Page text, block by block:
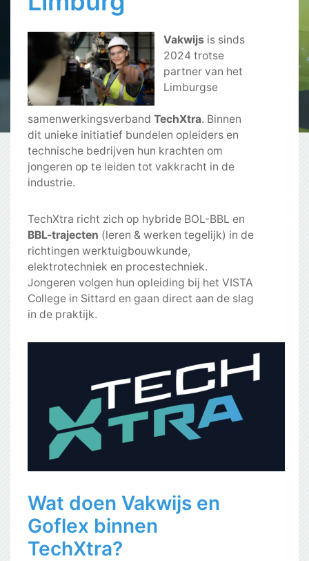
Vakwijsis sinds
2024 trotse
partner van het
Limburgse
samenwerkingsverband TechXtra. Binnen
dit unieke initiatief bundelen opleiders en
technische bedrijven hun krachten om
jongeren op te leiden tot vakkracht in de
industrie.
TechXtra richt zich op hybride BOL-BBL en
BBL-trajecten (leren & werken tegelijk) in de
richtingen werktuigbouwkunde,
elektrotechniek en procestechniek.
Jongeren volgen hun opleiding bij het VISTA
College in Sittard en gaan direct aan de slag
in de praktijk.
Wat doen Vakwijs en
Goflex binnen
TechXtra?